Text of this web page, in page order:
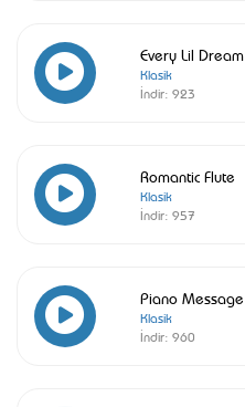
Every Lil Dream
Klasik
İndir: 923
Romantic Flute
Klasik
İndir: 957
Piano Message
Klasik
İndir: 960